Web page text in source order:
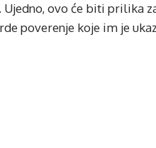
ovo će biti prilika
poverenje koje im je